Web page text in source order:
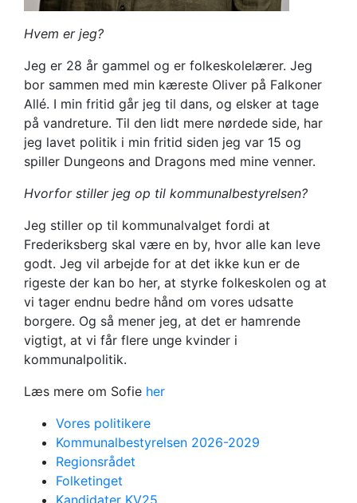
Hvem er jeg?
Jeg er 28 år gammel og er folkeskolelærer. Jeg
bor sammen med min kæreste Oliver på Falkoner
Allé. I min fritid går jeg til dans, og elsker at tage
på vandreture. Til den lidt mere nørdede side, har
jeg lavet politik i min fritid siden jeg var 15 og
spiller Dungeons and Dragons med mine venner.
Hvorfor stiller jeg op til kommunalbestyrelsen?
Jeg stiller op til kommunalvalget fordi at
Frederiksberg skal være en by, hvor alle kan leve
godt. Jeg vil arbejde for at det ikke kun er de
rigeste der kan bo her, at styrke folkeskolen og at
vi tager endnu bedre hånd om vores udsatte
borgere. Og så mener jeg, at det er hamrende
vigtigt, at vi får flere unge kvinder i
kommunalpolitik.
Læs mere om Sofie her
Vores politikere
Kommunalbestyrelsen 2026-2029
Regionsrådet
Folketinget
Kandidater KV25